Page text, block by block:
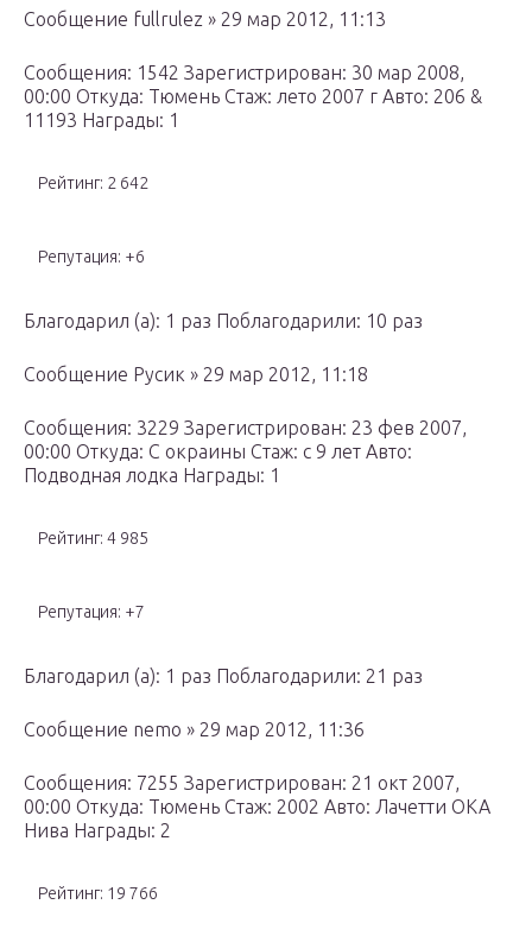
Сообщение fullrulez » 29 мар 2012, 11:13
Сообщения: 1542 Зарегистрирован: 30 мар 2008,
00:00 Откуда: Тюмень Стаж: лето 2007 г Авто: 206 &
11193 Награды: 1
Рейтинг: 2 642
Репутация: +6
Благодарил (а): 1 раз Поблагодарили: 10 раз
Сообщение Русик » 29 мар 2012, 11:18
Сообщения: 3229 Зарегистрирован: 23 фев 2007,
00:00 Откуда: С окраины Стаж: с 9 лет Авто:
Подводная лодка Награды: 1
Рейтинг: 4 985
Репутация: +7
Благодарил (а): 1 раз Поблагодарили: 21 раз
Сообщение nemo » 29 мар 2012, 11:36
Сообщения: 7255 Зарегистрирован: 21 окт 2007,
00:00 Откуда: Тюмень Стаж: 2002 Авто: Лачетти ОКА
Нива Награды: 2
Рейтинг: 19 766